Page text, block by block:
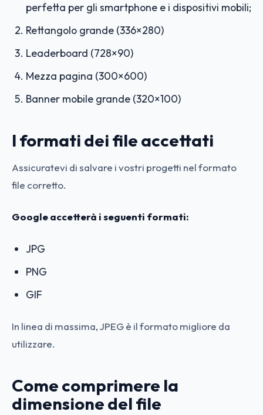
perfetta per gli smartphone e i dispositivi mobili;
Rettangolo grande (336×280)
Leaderboard (728×90)
Mezza pagina (300×600)
Banner mobile grande (320×100)
I formati dei file accettati
Assicuratevi di salvare i vostri progetti nel formato
file corretto.
Google accetterà i seguenti formati:
JPG
PNG
GIF
In linea di massima, JPEG è il formato migliore da
utilizzare.
Come comprimere la
dimensione del file